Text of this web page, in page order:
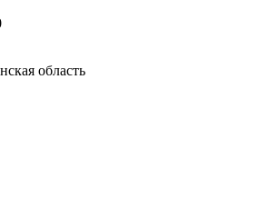
область